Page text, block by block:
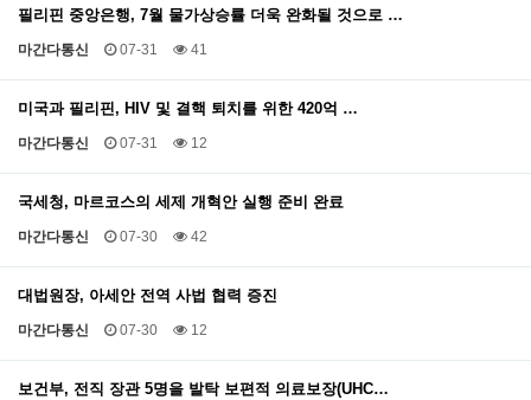
필리핀 중앙은행, 7월 물가상승률 더욱 완화될 것으로 …
마간다통신 07-31 41
미국과 필리핀, HIV 및 결핵 퇴치를 위한 420억 …
마간다통신 07-31 12
국세청, 마르코스의 세제 개혁안 실행 준비 완료
마간다통신 07-30 42
대법원장, 아세안 전역 사법 협력 증진
마간다통신 07-30 12
보건부, 전직 장관 5명을 발탁 보편적 의료보장(UHC…